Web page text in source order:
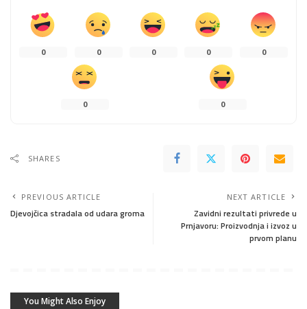
0 0 0 0 0
0 0
SHARES
PREVIOUS ARTICLE
Djevojčica stradala od udara groma
NEXT ARTICLE
Zavidni rezultati privrede u
Prnjavoru: Proizvodnja i izvoz u
prvom planu
You Might Also Enjoy